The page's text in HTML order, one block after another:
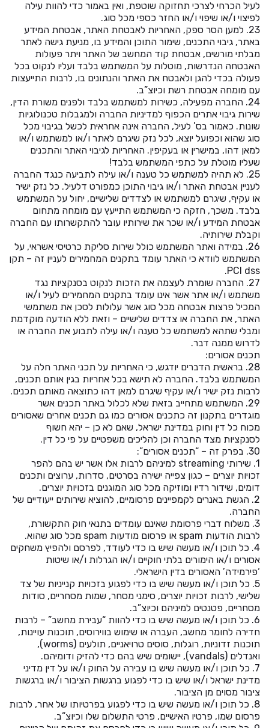
לעיל הכרחי לצרכי תחזוקה שוטפת, ואין באמור כדי להוות עילה
לפיצוי ו/או שיפוי ו/או החזר כספי מכל סוג.
23. למען הסר ספק, האחריות לאבטחת האתר, אבטחת המידע
באתר, גיבוי התכנים, שימור התוכן והמידע בו, מניעת גישה לאתר
מבלתי מורשים, אבטחת קוד המחשב של האתר ויתר פעולות
האבטחה הנדרשות, מוטלות על המשתמש בלבד ועליו לנקוט בכל
פעולה בכדי להגן ולאבטח את האתר והנתונים בו, לרבות התייעצות
עם מומחה אבטחת רשת וכיוצ”ב.
24. החברה מפעילה, כשירות למשתמש בלבד ולפנים משורת הדין,
שירות גיבוי אתרים הכפוף למדיניות החברה ולמגבלות טכנולוגיות
שונות. כאמור בס’ לעיל, החברה אינה אחראית לכשל בגיבוי מכל
סוג שהוא וכפועל יוצא, לכל נזק שיגרם לאתר ו/או למשתמש ו/או
למאן דהו, במישרין או בעקיפין. האחריות לגיבוי האתר והתכנים
שעליו מוטלת על כתפי המשתמש בלבד!
25. לא תהיה למשתמש כל טענה ו/או עילה לתביעה כנגד החברה
לעניין אבטחת האתר ו/או גיבוי התוכן כמפורט דלעיל. כל נזק ישיר
או עקיף, שיגרם למשתמש או לצדדים שלישיים, יחול על המשתמש
בלבד. משכך, חזקה כי המשתמש התייעץ עם מומחה מתחום
אבטחת המידע ו/או שכר את שירותיו עובר להתקשרותו עם החברה
וקבלת שירותיה.
26. במידה ואתר המשתמש כולל שירות סליקת כרטיסי אשראי, על
המשתמש לוודא כי האתר עומד בתקנים המחמירים לעניין זה – תקן
PCI dss.
27. החברה שומרת לעצמה את הזכות לנקוט בסנקציות נגד
משתמש ו/או אתר אשר אינו עומד בתקנים המחמירים לעיל ו/או
המכיל פרצות אבטחה מכל סוג אשר עלולות לסכן את משתמשי
האתר, את החברה או צדדים שלישיים – וזאת ללא הודעה מוקדמת
ומבלי שתהא למשתמש כל טענה ו/או עילה לתבוע את החברה או
לדרוש ממנה דבר.
תכנים אסורים:
28. בראשית הדברים יודגש, כי האחריות על תכני האתר חלה על
המשתמש בלבד. החברה לא תישא בכל אחריות בגין אותם תכנים,
לרבות נזק ישיר ו/או עקיף שיגרם למאן דהו כתוצאה מאותם תכנים.
29. המשתמש מתחייב בזאת שלא לכלול באתר תכנים אשר
מוגדרים בתקנון זה כתכנים אסורים כמו גם תכנים אחרים שאסורים
מכוח כל דין וחוק במדינת ישראל, שאם לא כן – יהא חשוף
לסנקציות מצד החברה וכן להליכים משפטיים על פי כל דין.
30. בפרק זה – “תכנים אסורים”:
1. שירותי streaming למיניהם לרבות אלו אשר יש בהם להפר
זכויות יוצרים – כגון צפייה ישירה בסרטים, סדרות, ערוצים ותכנים
דומים, שידור רדיו ומוזיקה מכל סוג המוגנים בזכויות יוצרים.
2. הגשת באנרים לקמפיינים פרסומיים, להוציא שירותים ייעודיים של
החברה.
3. משלוח דברי פרסומת שאינם עומדים בתנאי חוק התקשורת,
לרבות הודעות spam או פרסום מודעות spam מכל סוג שהוא.
4. כל תוכן ו/או מעשה שיש בו כדי לעודד, לפרסם ולהפיץ משחקים
אסורים ו/או הימורים בלתי חוקיים ו/או הגרלות ו/או שיטות
‘פירמידה’ האסורים בדין הישראלי.
5. כל תוכן ו/או מעשה שיש בו כדי לפגוע בזכויות קנייניות של צד
שלישי, לרבות זכויות יוצרים, סימני מסחר, שמות מסחריים, סודות
מסחריים, פטנטים למיניהם וכיוצ”ב.
6. כל תוכן ו/או מעשה שיש בו כדי להוות “עבירת מחשב” – לרבות
חדירה לחומר מחשב, העברה או שימוש בווירוסים, תוכנות עויינות,
תוכנות זדוניות, רוגלות, סוסים טרויאניים, תולעים (worms),
ואנדלים (vandals), יישומים שיש בהם כדי להזיק ודומיהם.
7. כל תוכן ו/או מעשה שיש בו עבירה על החוק ו/או על דין מדיני
מדינת ישראל ו/או שיש בו כדי לפגוע ברגשות הציבור ו/או ברגשות
ציבור מסוים מן הציבור.
8. כל תוכן ו/או מעשה שיש בו כדי לפגוע בפרטיותו של אחר, לרבות
פרסום שמו, פרטיו האישיים, פרטי התשלום שלו וכיוצ”ב.